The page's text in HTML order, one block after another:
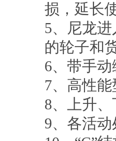
损，延长
5、 尼龙
的轮子和
6、 带手
7、 高性
8、 上升
9、 各活